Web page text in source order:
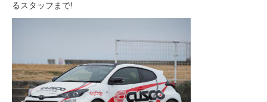
るスタッフまで!